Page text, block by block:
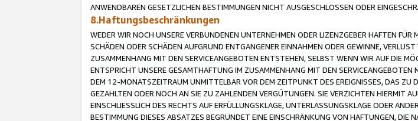
ANWENDBAREN GESETZLICHEN BESTIMMUNGEN NICHT AUSGESCHLOSSEN ODER
8.Haftungsbeschränkungen
WEDER WIR NOCH UNSERE VERBUNDENEN UNTERNEHMEN ODER LIZENZGEBER HAFTEN
SCHÄDEN ODER SCHÄDEN AUFGRUND ENTGANGENER EINNAHMEN ODER GEWINNE,
ZUSAMMENHANG MIT DEN SERVICEANGEBOTEN ENTSTEHEN, SELBST WENN WIR AUF DIE
ENTSPRICHT UNSERE GESAMTHAFTUNG IM ZUSAMMENHANG MIT DEN
DEM 12-MONATSZEITRAUM UNMITTELBAR VOR DEM ZEITPUNKT DES EREIGNISSES, DAS
GEZAHLTEN ODER NOCH AN SIE ZU ZAHLENDEN VERGÜTUNGEN. SIE VERZICHTEN HIERMIT
EINSCHLIESSLICH DES RECHTS AUF ERFÜLLUNGSKLAGE, UNTERLASSUNGSKLAGE ODER
BESTIMMUNG DIESES ABSATZES BEGRÜNDET EINE EINSCHRÄNKUNG VON HAFTUNGEN, DIE